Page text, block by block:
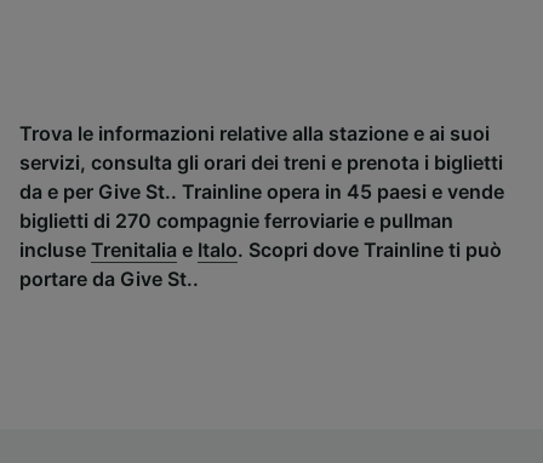
Trova le informazioni relative alla stazione e ai suoi
servizi, consulta gli orari dei treni e prenota i biglietti
da e per Give St.. Trainline opera in 45 paesi e vende
biglietti di 270 compagnie ferroviarie e pullman
incluse Trenitalia e Italo. Scopri dove Trainline ti può
portare da Give St..